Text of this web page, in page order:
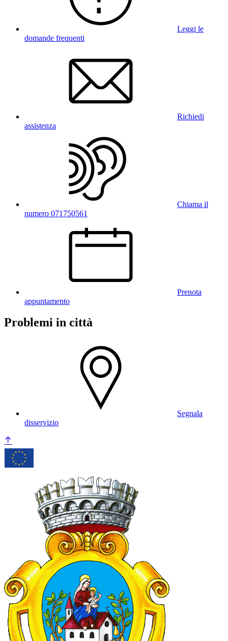
Leggi le
domande frequenti
Richiedi
assistenza
Chiama il
numero 071750561
Prenota
appuntamento
Problemi in città
Segnala
disservizio